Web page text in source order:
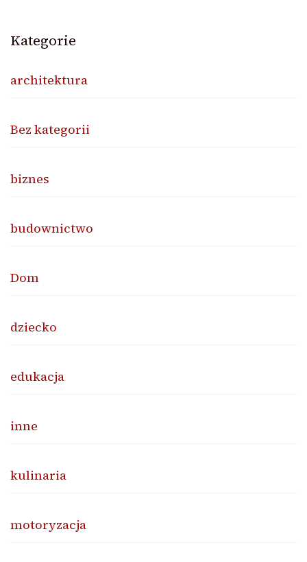
Kategorie
architektura
Bez kategorii
biznes
budownictwo
Dom
dziecko
edukacja
inne
kulinaria
motoryzacja